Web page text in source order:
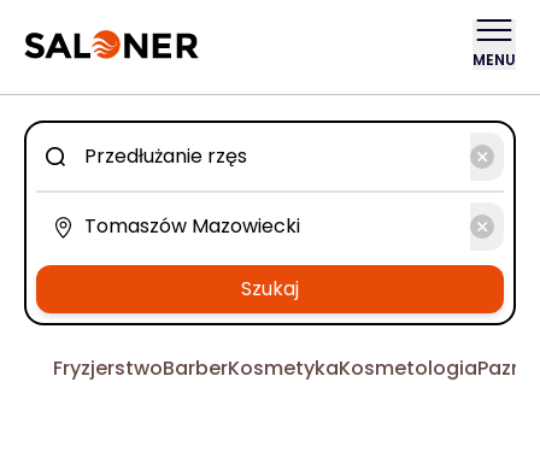
MENU
Szukaj
FryzjerstwoBarberKosmetykaKosmetologia